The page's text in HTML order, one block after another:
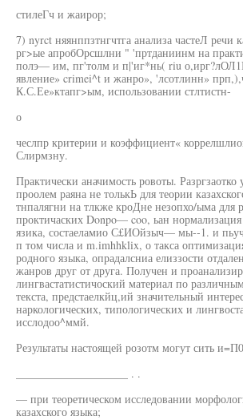
стилеГч и жаирор;
7) nyrct няянппзтнгчтга анализа частеЛ речи
рг>ые апробОрсшлни " 'пртданиинм на
полэ— им, пг'толм и п|'иг*нь( riu
явление» crimei^t и жанро», 'лсотлинн»
К.С.Ее»ктапг>ым, использовании стлтистн-
о
чеслпр критерии и коэффициент«
Слирмзну.
Практически аначимость ровоты. Разргзаотко
проолем раяна не толькЬ для теории
тнпалягни на тлкже кроДне незопхо/ыма для
проктичаских Donpo— coo, ьан нормализация
язика, состаеламио С£ИОйзыч— мы--1. и
п том числа и m.imhhklix, о такса
родного языка, опрадалсниа елиззости
жанров друг от друга. Получен и
лингвастатистичоский материал по
текста, предстаелкйц,ий значительный
наркологических, типологических и
исслодоо^ммй.
Результаты настоящей розотм могут сить
____________________ . .
— при теоретическом исследовании
казахского языка;